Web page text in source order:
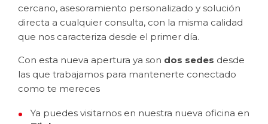
cercano, asesoramiento personalizado y solución
directa a cualquier consulta, con la misma calidad
que nos caracteriza desde el primer día.
Con esta nueva apertura ya son dos sedes desde
las que trabajamos para mantenerte conectado
como te mereces
Ya puedes visitarnos en nuestra nueva oficina en